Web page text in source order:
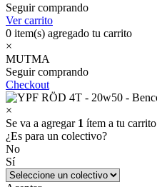
Seguir comprando
Ver carrito
0 item(s) agregado tu carrito
×
MUTMA
Seguir comprando
Checkout
×
Se va a agregar 1 ítem a tu carrito
¿Es para un colectivo?
No
Sí